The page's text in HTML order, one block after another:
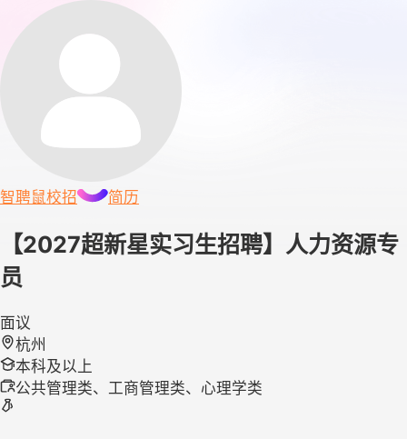
智聘鼠校招 简历
【2027超新星实习生招聘】人力资源专
员
面议
杭州
本科及以上
公共管理类、工商管理类、心理学类